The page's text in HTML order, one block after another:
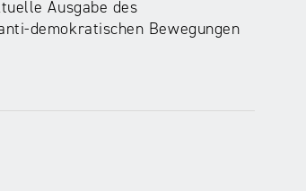
Ausgabe des
demokratischen Bewegungen